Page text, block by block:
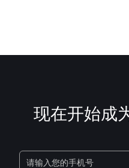
现在开始成
请输入您的手机号